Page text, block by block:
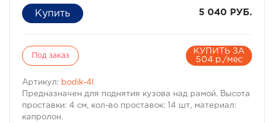
5 040 РУБ.
Под заказ
КУПИТЬ ЗА
504 р./мес
Артикул: bodik-4l
Предназначен для поднятия кузова над рамой. Высота
проставки: 4 см, кол-во проставок: 14 шт, материал:
капролон.